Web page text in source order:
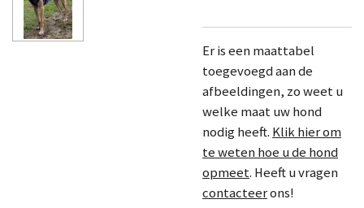
Er is een maattabel
toegevoegd aan de
afbeeldingen, zo weet u
welke maat uw hond
nodig heeft. Klik hier om
te weten hoe u de hond
opmeet. Heeft u vragen
contacteerons!